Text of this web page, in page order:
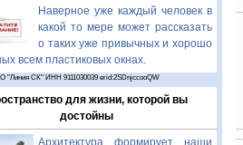
Наверное уже каждый человек в
какой то мере может рассказать
о таких уже привычных и хорошо
всем пластиковых окнах.
"Линия СК" ИНН 9111030039 erid:2SDnjccooQW
для жизни, которой вы
достойны
Архитектура формирует наши